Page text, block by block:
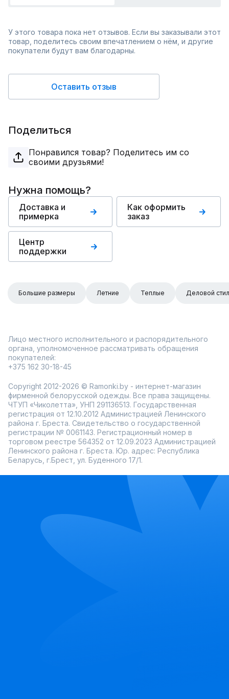
У этого товара пока нет отзывов. Если вы заказывали этот
товар, поделитесь своим впечатлением о нём, и другие
покупатели будут вам благодарны.
Оставить отзыв
Поделиться
Понравился товар? Поделитесь им со
своими друзьями!
Нужна помощь?
Доставка и
примерка
Как оформить
заказ
Центр
поддержки
Большие размеры Летние Теплые Деловой
Лицо местного исполнительного и распорядительного
органа, уполномоченное рассматривать обращения
покупателей:
+375 162 30-18-45
Copyright 2012-2026 © Ramonki.by - интернет-магазин
фирменной белорусской одежды. Все права защищены.
ЧТУП «Чиколетта», УНП 291136513. Государственная
регистрация от 12.10.2012 Администрацией Ленинского
района г. Бреста. Свидетельство о государственной
регистрации № 0061143. Регистрационный номер в
торговом реестре 564352 от 12.09.2023 Администрацией
Ленинского района г. Бреста. Юр. адрес: Республика
Беларусь, г.Брест, ул. Буденного 17/1.